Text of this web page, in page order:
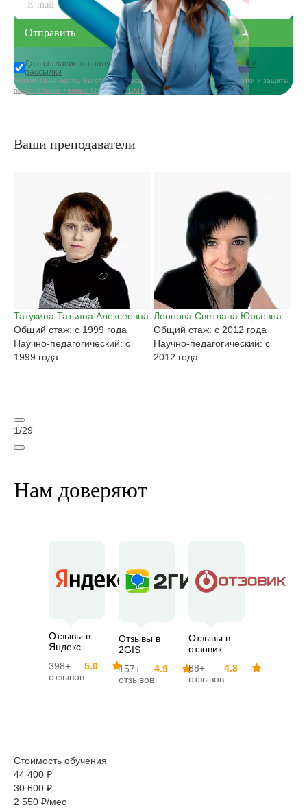
Даю согласие на получениеинформационной и рекламной
рассылки
*Нажимая на кнопку, Вы соглашаетесь сполитикой в области обработки и защиты
персональных данных АНО ДПО «ЦАППКК»
Ваши преподаватели
Татукина Татьяна Алексеевна
Общий стаж: с 1999 года
Научно-педагогический: с
1999 года
Леонова Светлана Юрьевна
Общий стаж: с 2012 года
Научно-педагогический: с
2012 года
1/29
Нам доверяют
Отзывы в
Яндекс
398+
отзывов
5.0
Отзывы в
2GIS
157+
отзывов
4.9
Отзывы в
отзовик
88+
отзывов
4.8
Стоимость обучения
44 400 ₽
30 600 ₽
2 550 ₽/мес